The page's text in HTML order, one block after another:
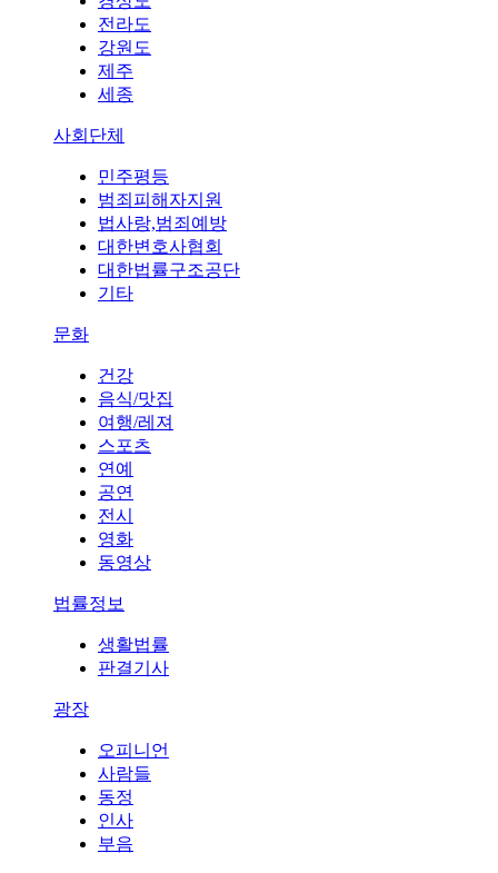
전라도
강원도
제주
세종
사회단체
민주평등
범죄피해자지원
법사랑,범죄예방
대한변호사협회
대한법률구조공단
기타
문화
건강
음식/맛집
여행/레져
스포츠
연예
공연
전시
영화
동영상
법률정보
생활법률
판결기사
광장
오피니언
사람들
동정
인사
부음